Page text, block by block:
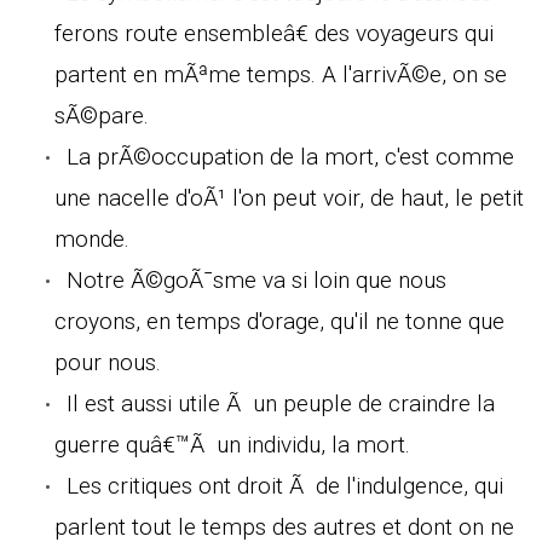
ferons route ensembleâ€ des voyageurs qui
partent en mÃªme temps. A l'arrivÃ©e, on se
sÃ©pare.
La prÃ©occupation de la mort, c'est comme
une nacelle d'oÃ¹ l'on peut voir, de haut, le petit
monde.
Notre Ã©goÃ¯sme va si loin que nous
croyons, en temps d'orage, qu'il ne tonne que
pour nous.
Il est aussi utile Ã un peuple de craindre la
guerre quâ€™Ã un individu, la mort.
Les critiques ont droit Ã de l'indulgence, qui
parlent tout le temps des autres et dont on ne